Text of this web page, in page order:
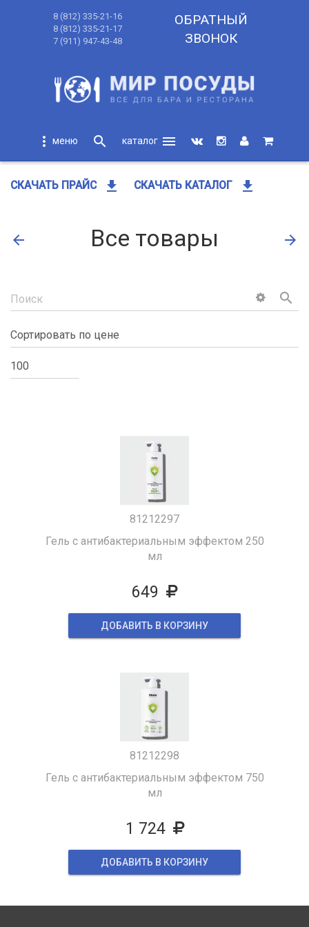
8 (812) 335-21-16
8 (812) 335-21-17
7 (911) 947-43-48
ОБРАТНЫЙ
ЗВОНОК
more_vert search
menu
СКАЧАТЬ ПРАЙС get_app СКАЧАТЬ КАТАЛОГ get_app
arrow_back Все товары arrow_forward
search
81212297
Гель с антибактериальным эффектом 250
мл
649
ДОБАВИТЬ В КОРЗИНУ
81212298
Гель с антибактериальным эффектом 750
мл
1 724
ДОБАВИТЬ В КОРЗИНУ